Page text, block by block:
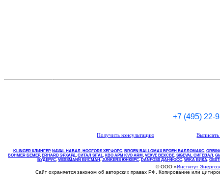
+7 (495) 22-
Получить консультацию
KLINGER КЛИНГЕР, NAVAL НАВАЛ , НOGFORS ХЕГФОРС, BROEN BALLOMAX БРОЕН БАЛЛОМАКС,
BOHMER БЕМЕР, ERHARD ЭРХАРД, СИТАЛ SITAL, КВО АРМ KVO ARM, VEXVE ВЕКСВЕ, SIGEVAL СИГЕВАЛ ,
БУДЕРУС, VIESSMANN ВИСМАН , JUNKERS ЮНКЕРС. DANFOSS ДАНФОСС, WIKA ВИКА,
© ООО «Институт
Сайт охраняется законом об авторских правах РФ. Копирование или